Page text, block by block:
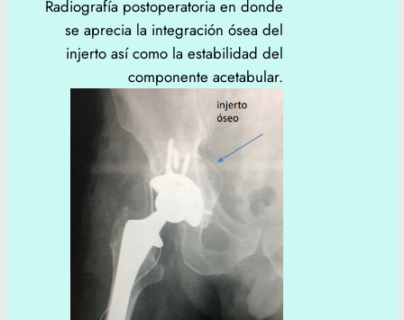
Radiografía postoperatoria en donde
se aprecia la integración ósea del
injerto así como la estabilidad del
componente acetabular.